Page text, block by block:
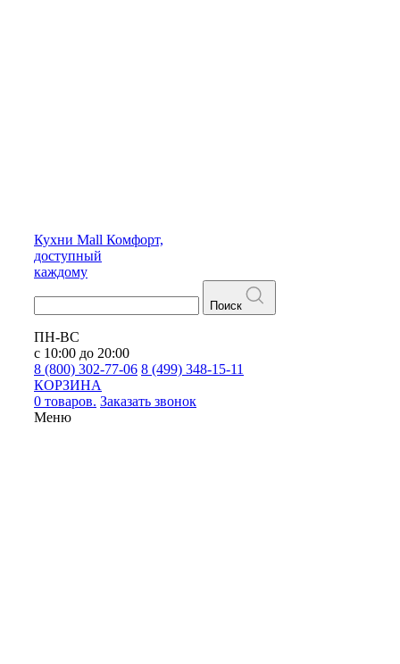
Кухни Mall Комфорт,
доступный
каждому
Поиск
ПН-ВС
с 10:00 до 20:00
8 (800) 302-77-06 8 (499) 348-15-11
КОРЗИНА
0 товаров. Заказать звонок
Меню